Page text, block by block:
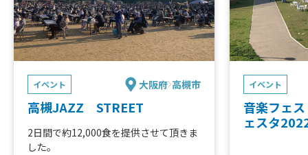
イベント 大阪府 高槻市
高槻JAZZ STREET
2日間で約12,000食を提供させて頂きま
した。
イベント
音楽フェ
ェスタ